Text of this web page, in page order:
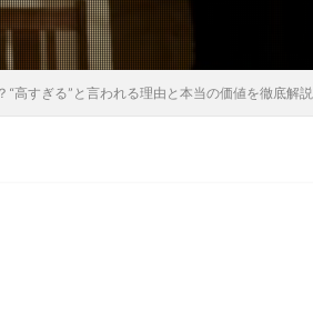
“高すぎる”と言われる理由と本当の価値を徹底解説